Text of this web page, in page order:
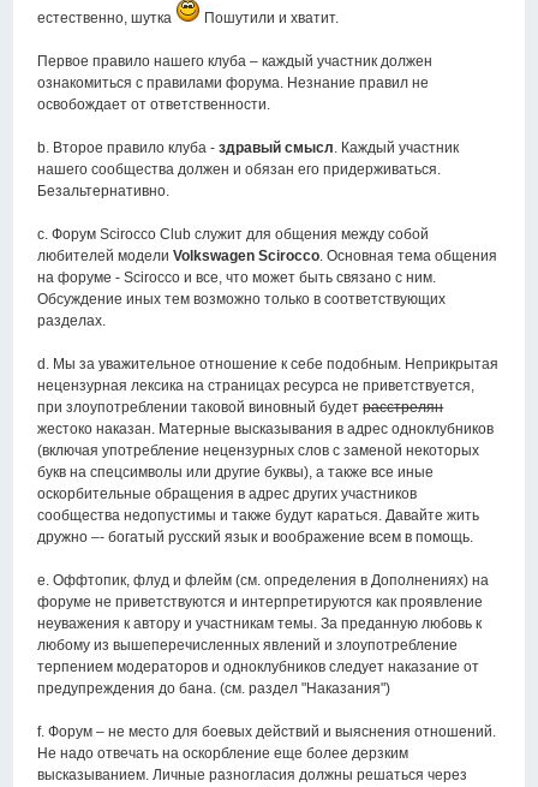
естественно, шутка Пошутили и хватит.
Первое правило нашего клуба – каждый участник должен
ознакомиться с правилами форума. Незнание правил не
освобождает от ответственности.
b. Второе правило клуба -здравый смысл. Каждый участник
нашего сообщества должен и обязан его придерживаться.
Безальтернативно.
c. Форум Scirocco Club служит для общения между собой
любителей моделиVolkswagen Scirocco. Основная тема общения
на форуме - Scirocco и все, что может быть связано с ним.
Обсуждение иных тем возможно только в соответствующих
разделах.
d. Мы за уважительное отношение к себе подобным. Неприкрытая
нецензурная лексика на страницах ресурса не приветствуется,
при злоупотреблении таковой виновный будетрасстрелян
жестоко наказан. Матерные высказывания в адрес одноклубников
(включая употребление нецензурных слов с заменой некоторых
букв на спецсимволы или другие буквы), а также все иные
оскорбительные обращения в адрес других участников
сообщества недопустимы и также будут караться. Давайте жить
дружно –- богатый русский язык и воображение всем в помощь.
e. Оффтопик, флуд и флейм (см. определения в Дополнениях) на
форуме не приветствуются и интерпретируются как проявление
неуважения к автору и участникам темы. За преданную любовь к
любому из вышеперечисленных явлений и злоупотребление
терпением модераторов и одноклубников следует наказание от
предупреждения до бана. (см. раздел "Наказания")
f. Форум – не место для боевых действий и выяснения отношений.
Не надо отвечать на оскорбление еще более дерзким
высказыванием. Личные разногласия должны решаться через